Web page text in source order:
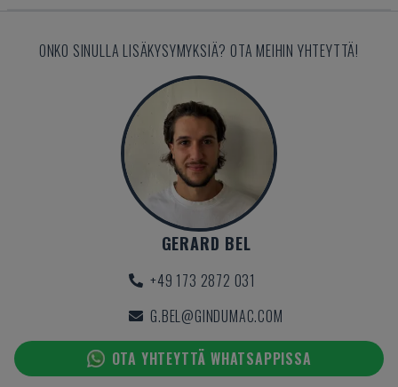
ONKO SINULLA LISÄKYSYMYKSIÄ? OTA MEIHIN YHTEYTTÄ!
GERARD BEL
+49 173 2872 031
G.BEL@GINDUMAC.COM
OTA YHTEYTTÄ WHATSAPPISSA